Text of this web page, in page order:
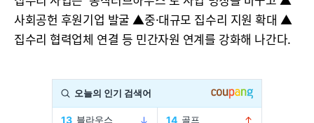
사회공헌 후원기업 발굴 ▲중·대규모 집수리 지원 확대 ▲
집수리 협력업체 연결 등 민간자원 연계를 강화해 나간다.